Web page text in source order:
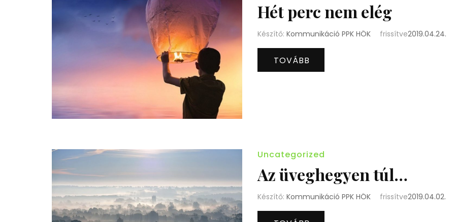
Hét perc nem elég
Készítő: Kommunikáció PPK HÖK frissítve2019.04.24.
TOVÁBB
Uncategorized
Az üveghegyen túl…
Készítő: Kommunikáció PPK HÖK frissítve2019.04.02.